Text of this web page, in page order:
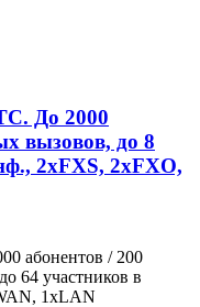
До 2000
вызовов, до 8
2хFXS, 2xFXO,
абонентов / 200
64 участников в
1xLAN